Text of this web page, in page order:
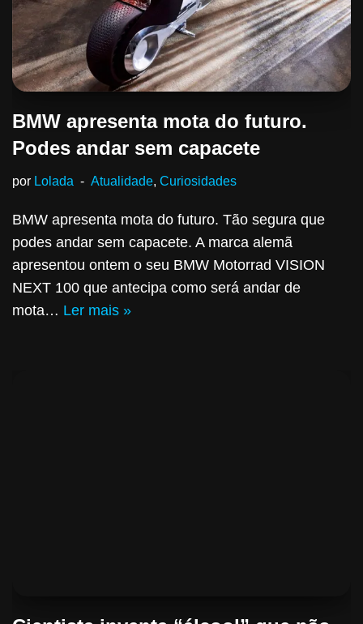
BMW apresenta mota do futuro.
Podes andar sem capacete
por Lolada Atualidade, Curiosidades
BMW apresenta mota do futuro. Tão segura que
podes andar sem capacete. A marca alemã
apresentou ontem o seu BMW Motorrad VISION
NEXT 100 que antecipa como será andar de
mota… Ler mais »